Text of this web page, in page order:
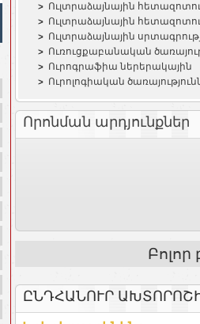
Ուլտրաձայնային
Ուլտրաձայնային
Ուլտրաձայնային
Ուռուցքաբանական
Ուրոգրաֆիա ներերակային
Ուրոլոգիական
Որոնման արդյունքներ
ԸՆԴՀԱՆՈՒՐ